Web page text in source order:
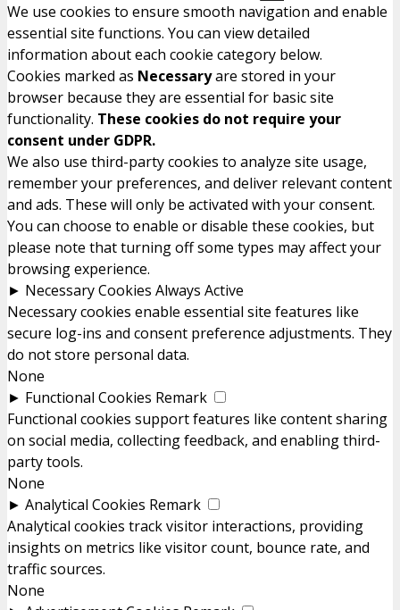
We use cookies to ensure smooth navigation and enable
essential site functions. You can view detailed
information about each cookie category below.
Cookies marked as Necessaryare stored in your
browser because they are essential for basic site
functionality. These cookies do not require your
consent under GDPR.
We also use third-party cookies to analyze site usage,
remember your preferences, and deliver relevant content
and ads. These will only be activated with your consent.
You can choose to enable or disable these cookies, but
please note that turning off some types may affect your
browsing experience.
► Necessary Cookies Always Active
Necessary cookies enable essential site features like
secure log-ins and consent preference adjustments. They
do not store personal data.
None
► Functional Cookies Remark
Functional cookies support features like content sharing
on social media, collecting feedback, and enabling third-
party tools.
None
► Analytical Cookies Remark
Analytical cookies track visitor interactions, providing
insights on metrics like visitor count, bounce rate, and
traffic sources.
None